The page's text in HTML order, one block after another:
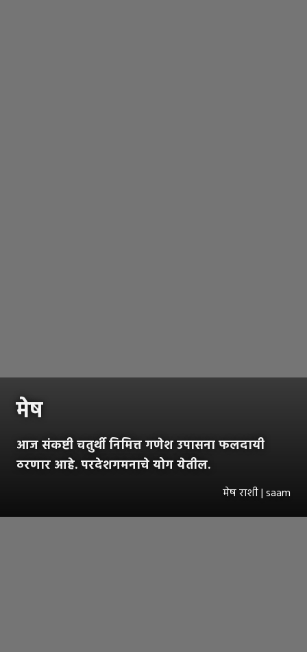
मेष
आज संकष्टी चतुर्थी निमित्त गणेश उपासना फलदायी
ठरणार आहे. परदेशगमनाचे योग येतील.
मेष राशी | saam